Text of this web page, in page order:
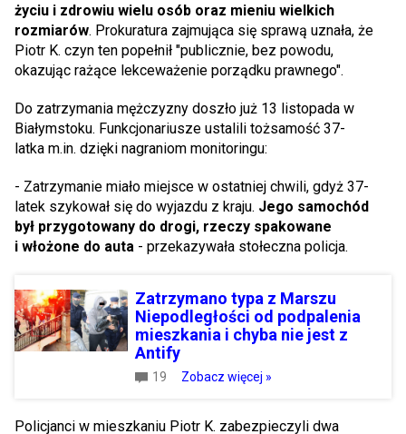
życiu i zdrowiu wielu osób oraz mieniu wielkich
rozmiarów. Prokuratura zajmująca się sprawą uznała, że
Piotr K. czyn ten popełnił "publicznie, bez powodu,
okazując rażące lekceważenie porządku prawnego".
Do zatrzymania mężczyzny doszło już 13 listopada w
Białymstoku. Funkcjonariusze ustalili tożsamość 37-
latka m.in. dzięki nagraniom monitoringu:
- Zatrzymanie miało miejsce w ostatniej chwili, gdyż 37-
latek szykował się do wyjazdu z kraju. Jego samochód
był przygotowany do drogi, rzeczy spakowane
i włożone do auta - przekazywała stołeczna policja.
Zatrzymano typa z Marszu
Niepodległości od podpalenia
mieszkania i chyba nie jest z
Antify
19 Zobacz więcej »
Policjanci w mieszkaniu Piotr K. zabezpieczyli dwa